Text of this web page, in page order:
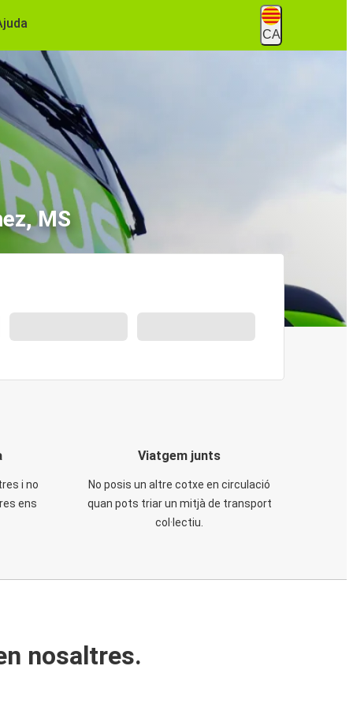
CA
MS
i no
ens
Viatgem junts
No posis un altre cotxe en circulació
quan pots triar un mitjà de transport
col·lectiu.
nosaltres.